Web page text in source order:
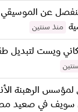
عن
منذ سنتين
ويست لتبديل
الرهبنة
سويف في صعيد